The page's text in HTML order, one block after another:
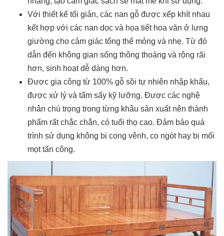
Với thiết kế tối giản, các nan gỗ được xếp khít nhau
kết hợp với các nan dọc và họa tiết hoa văn ở lưng
giường cho cảm giác tổng thể mỏng và nhẹ. Từ đó
dẫn đến không gian sống thông thoáng và rộng rãi
hơn, sinh hoạt dễ dàng hơn.
Được gia công từ 100% gỗ sồi tự nhiên nhập khẩu,
được xử lý và tẩm sấy kỹ lưỡng. Được các nghệ
nhân chú trọng trong từng khâu sản xuất nên thành
phẩm rất chắc chắn, có tuổi thọ cao. Đảm bảo quá
trình sử dụng không bị cong vênh, co ngót hay bị mối
mọt tấn công.